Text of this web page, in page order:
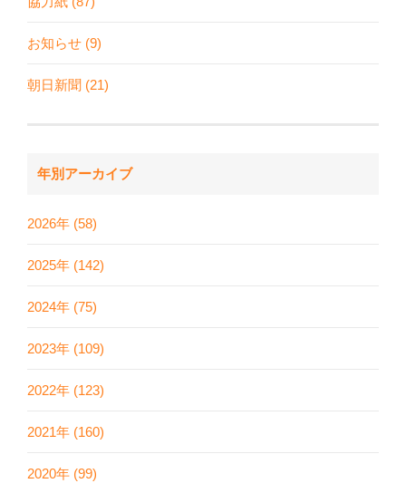
お知らせ (9)
朝日新聞 (21)
年別アーカイブ
2026年 (58)
2025年 (142)
2024年 (75)
2023年 (109)
2022年 (123)
2021年 (160)
2020年 (99)